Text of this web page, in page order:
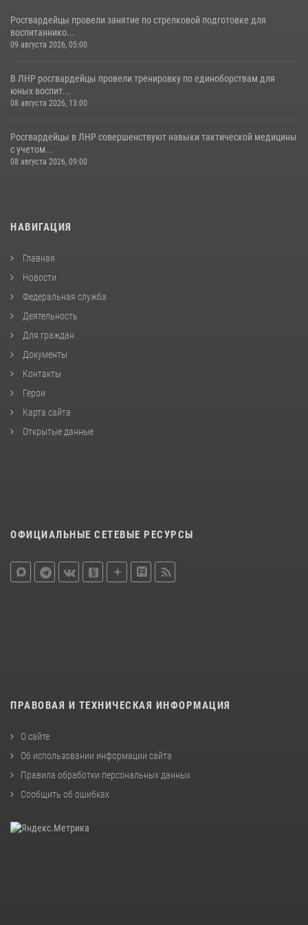
Росгвардейцы провели занятие по стрелковой подготовке для
воспитаннико...
09 августа 2026, 05:00
В ЛНР росгвардейцы провели тренировку по единоборствам для
юных воспит...
08 августа 2026, 13:00
Росгвардейцы в ЛНР совершенствуют навыки тактической медицины
с учетом...
08 августа 2026, 09:00
НАВИГАЦИЯ
Главная
Новости
Федеральная служба
Деятельность
Для граждан
Документы
Контакты
Герои
Карта сайта
Открытые данные
ОФИЦИАЛЬНЫЕ СЕТЕВЫЕ РЕСУРСЫ
ПРАВОВАЯ И ТЕХНИЧЕСКАЯ ИНФОРМАЦИЯ
О сайте
Об использовании информации сайта
Правила обработки персональных данных
Сообщить об ошибках